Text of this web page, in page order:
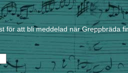
för att bli meddelad när Greppbräda